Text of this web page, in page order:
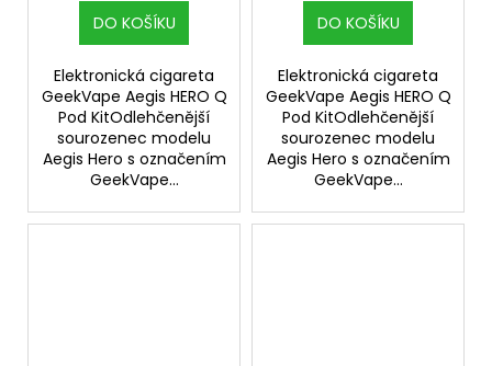
DO KOŠÍKU
Elektronická cigareta
GeekVape Aegis HERO Q
Pod KitOdlehčenější
sourozenec modelu
Aegis Hero s označením
GeekVape...
DO KOŠÍKU
Elektronická cigareta
GeekVape Aegis HERO Q
Pod KitOdlehčenější
sourozenec modelu
Aegis Hero s označením
GeekVape...